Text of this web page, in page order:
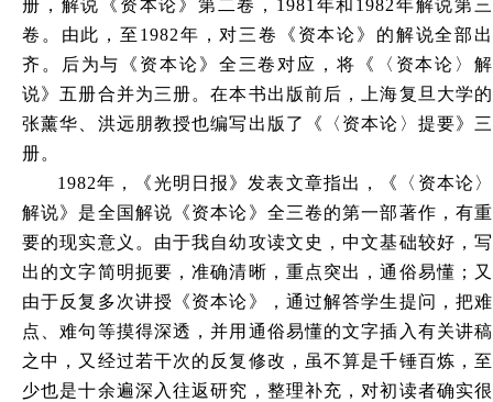
册，解说《资本论》第二卷，1981年和1982年解说第三
卷。由此，至1982年，对三卷《资本论》的解说全部出
齐。后为与《资本论》全三卷对应，将《〈资本论〉解
说》五册合并为三册。在本书出版前后，上海复旦大学的
张薰华、洪远朋教授也编写出版了《〈资本论〉提要》三
册。
1982年，《光明日报》发表文章指出，《〈资本论〉
解说》是全国解说《资本论》全三卷的第一部著作，有重
要的现实意义。由于我自幼攻读文史，中文基础较好，写
出的文字简明扼要，准确清晰，重点突出，通俗易懂；又
由于反复多次讲授《资本论》，通过解答学生提问，把难
点、难句等摸得深透，并用通俗易懂的文字插入有关讲稿
之中，又经过若干次的反复修改，虽不算是千锤百炼，至
少也是十余遍深入往返研究，整理补充，对初读者确实很